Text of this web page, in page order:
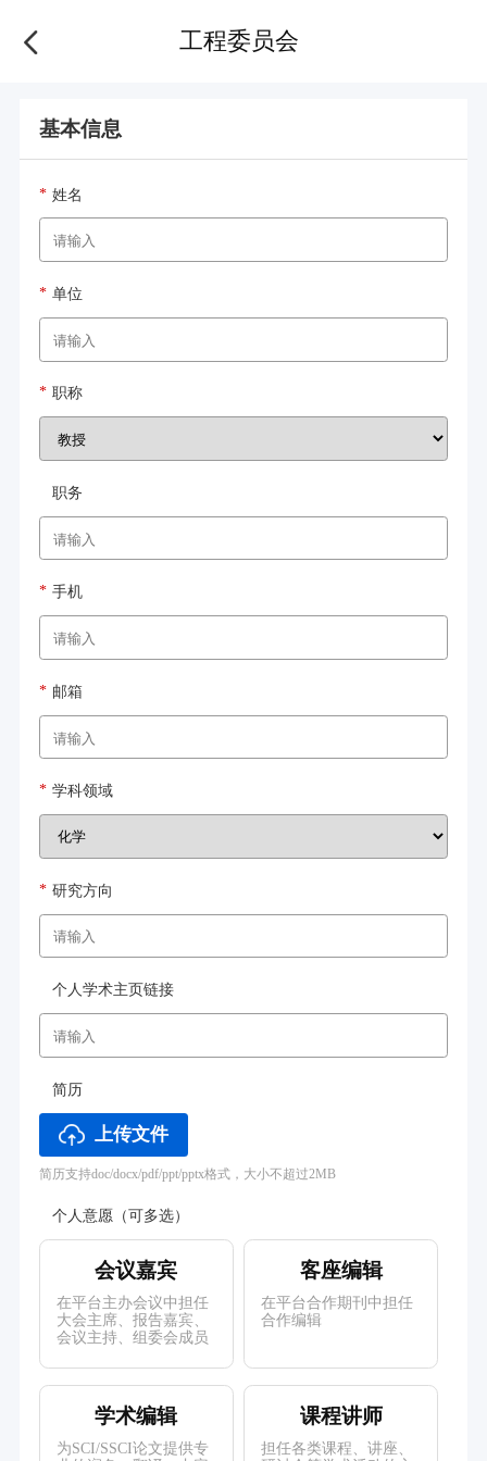
工程委员会
基本信息
姓名
单位
职称
职务
手机
邮箱
学科领域
研究方向
个人学术主页链接
简历
上传文件
简历支持doc/docx/pdf/ppt/pptx格式，大小不超过2MB
个人意愿（可多选）
会议嘉宾
在平台主办会议中担任
大会主席、报告嘉宾、
会议主持、组委会成员
客座编辑
在平台合作期刊中担任
合作编辑
学术编辑
为SCI/SSCI论文提供专
课程讲师
担任各类课程、讲座、